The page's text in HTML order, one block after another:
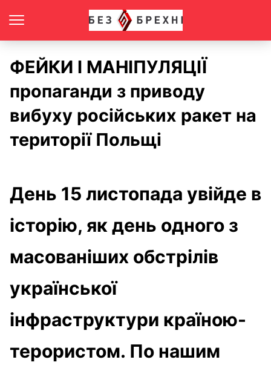
ФЕЙКИ І МАНІПУЛЯЦІЇ
пропаганди з приводу
вибуху російських ракет на
території Польщі
День 15 листопада увійде в
історію, як день одного з
масованіших обстрілів
української
інфраструктури країною-
терористом. По нашим